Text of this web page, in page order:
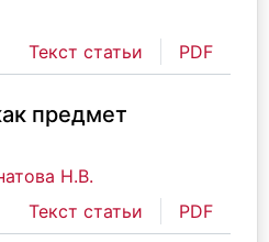
Текст статьи
PDF
предмет
Н.В.
Текст статьи
PDF